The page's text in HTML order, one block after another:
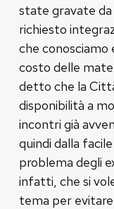
state gravate
richiesto
che
costo delle
detto che la
disponibilità a
incontri già
quindi dalla
problema degli
infatti, che si
tema per evitare